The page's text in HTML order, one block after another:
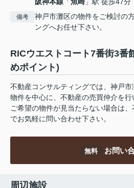
阪神本線 「魚崎 」駅 徒歩47分
備考
神戸市灘区の物件をご検討の
ングへお任せ下さい。
RICウエストコート7番街3番
めポイント)
不動産コンサルティングでは、神戸
物件を中心に、不動産の売買仲介を行
ご希望の物件が見当たらない場合は
でお気軽に問い合わせ下さい。
無料 お問い
周辺施設